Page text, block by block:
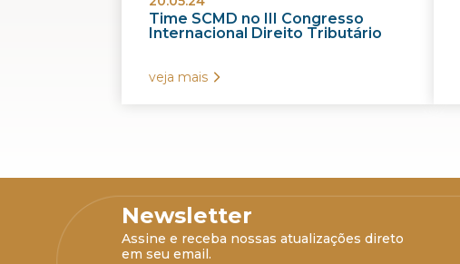
Time SCMD no III Congresso
Internacional Direito Tributário
veja mais
Newsletter
Assine e receba nossas atualizações direto
em seu email.